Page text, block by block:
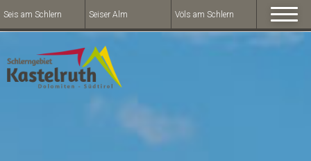
Seis am Schlern Seiser Alm Völs am Schlern